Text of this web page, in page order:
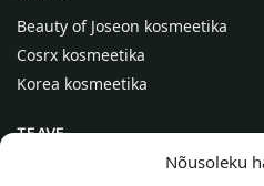
Nõusoleku
Beauty of Joseon kosmeetika
Cosrx kosmeetika
Korea kosmeetika
TEAVE